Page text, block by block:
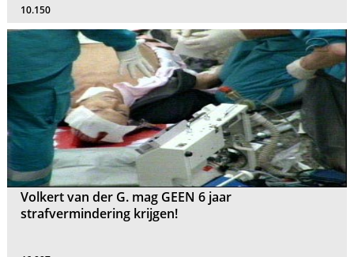
10.150
Volkert van der G. mag GEEN 6 jaar
strafvermindering krijgen!